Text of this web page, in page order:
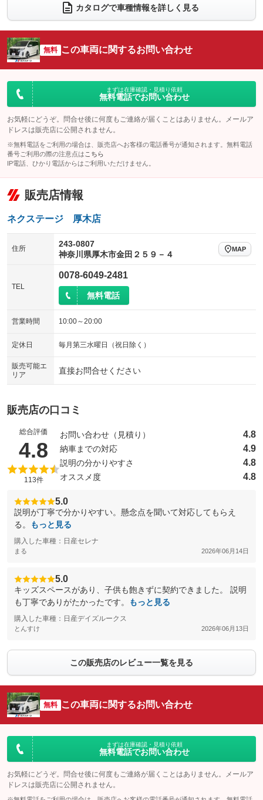
電動リアゲート フロントカメラ
：装備なし
：装備なし ：装備なし
サイドカメラ
：装備なし ルーフレール
：装備なし
：装備なし
：装備なし
カタログで車種情報を詳しく見る
無料 この車両に関するお問い合わせ
まずは在庫確認・見積り依頼
無料電話でお問い合わせ
お気軽にどうぞ。問合せ後に何度もご連絡が届くことはありません。メールア
ドレスは販売店に公開されません。
※無料電話をご利用の場合は、販売店へお客様の電話番号が通知されます。無料電話
番号ご利用の際の注意点は こちら
IP電話、ひかり電話からはご利用いただけません。
販売店情報
ネクステージ 厚木店
住所
243-0807
神奈川県厚木市金田２５９－４
MAP
TEL
0078-6049-2481
無料電話
営業時間 10:00～20:00
定休日 毎月第三水曜日（祝日除く）
販売可能エ
リア
直接お問合せください
販売店の口コミ
総合評価
4.8 （5点満点中）
113件
お問い合わせ（見積り） 4.8
納車までの対応 4.9
説明の分かりやすさ 4.8
オススメ度 4.8
5.0
説明が丁寧で分かりやすい。懸念点を聞いて対応してもらえ
る。
もっと見る
購入した車種：日産セレナ
まる 2026年06月14日
5.0
キッズスペースがあり、子供も飽きずに契約できました。 説明
も丁寧でありがたかったです。
もっと見る
購入した車種：日産デイズルークス
とんすけ 2026年06月13日
この販売店のレビュー一覧を見る
無料 この車両に関するお問い合わせ
まずは在庫確認・見積り依頼
無料電話でお問い合わせ
お気軽にどうぞ。問合せ後に何度もご連絡が届くことはありません。メールア
ドレスは販売店に公開されません。